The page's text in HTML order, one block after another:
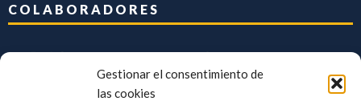
Gestionar el consentimiento de
las cookies
COLABORADORES